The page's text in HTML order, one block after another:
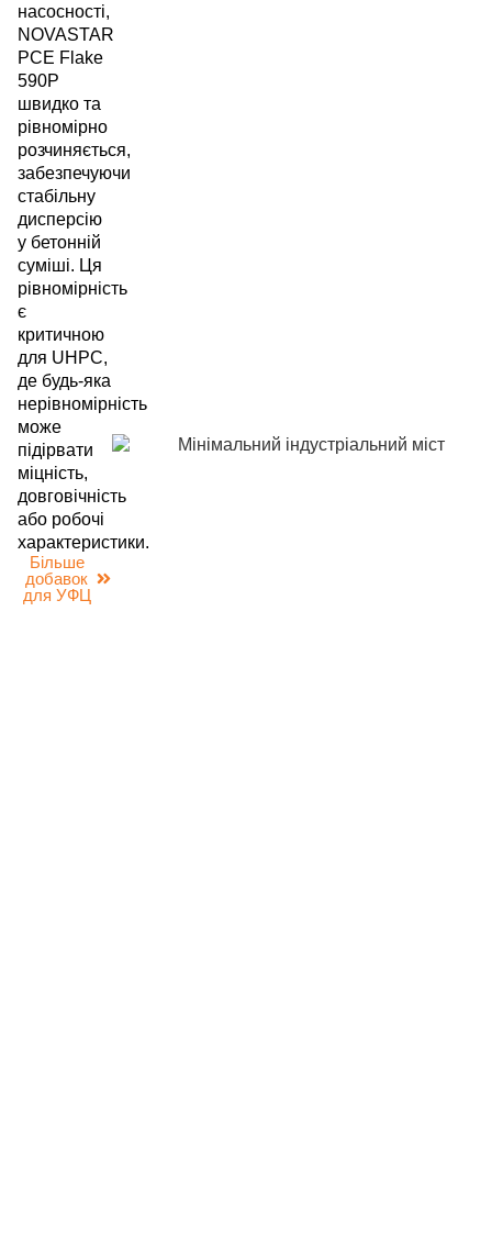
насосності,
NOVASTAR
PCE Flake
590P
швидко та
рівномірно
розчиняється,
забезпечуючи
стабільну
дисперсію
у бетонній
суміші. Ця
рівномірність
є
критичною
для UHPC,
де будь-яка
нерівномірність
може
підірвати
міцність,
довговічність
або робочі
характеристики.
Більше
добавок
для УФЦ